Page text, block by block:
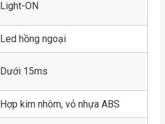
Light-ON
Led hồng ngoại
Dưới 15ms
Hợp kim nhôm, vỏ nhựa ABS